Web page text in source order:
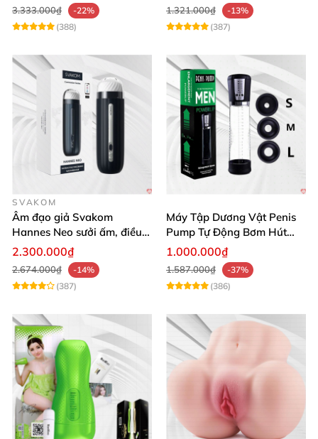
3.333.000₫
-22%
(388)
1.321.000₫
-13%
(387)
SVAKOM
Âm đạo giả Svakom
Hannes Neo sưởi ấm, điều
khiển app thông minh
2.300.000₫
2.674.000₫
-14%
(387)
Máy Tập Dương Vật Penis
Pump Tự Động Bơm Hút
Kích Thước Lớn
1.000.000₫
1.587.000₫
-37%
(386)